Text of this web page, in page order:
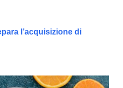
l’acquisizione di